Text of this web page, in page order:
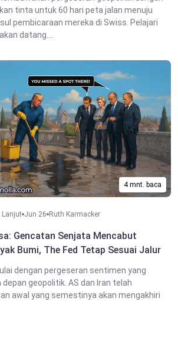
tinta untuk 60 hari peta jalan menuju
pembicaraan mereka di Swiss. Pelajari
datang....
4 mnt. baca
Jun 26 Ruth Karmacker
Gencatan Senjata Mencabut
Bumi, The Fed Tetap Sesuai Jalur
dengan pergeseran sentimen yang
geopolitik. AS dan Iran telah
awal yang semestinya akan mengakhiri